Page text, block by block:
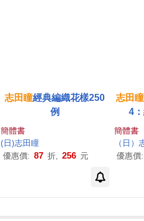
志田瞳經典編織花樣250
例
簡體書
(日)志田瞳
優惠價: 87 折, 256 元
志田瞳
4
簡體書
（ 日 ）
優惠價: